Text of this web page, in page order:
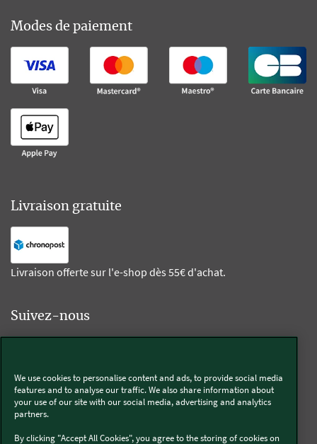
Modes de paiement
Livraison gratuite
Livraison offerte sur l'e-shop dès 55€ d'achat.
Suivez-nous
Thermomix®
We use cookies to personalise content and ads, to provide social media
features and to analyse our traffic. We also share information about
your use of our site with our social media, advertising and analytics
partners.
By clicking "Accept All Cookies", you agree to the storing of cookies on